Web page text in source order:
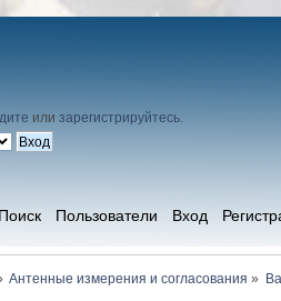
илизарегистрируйтесь.
Поиск Пользователи Вход
Антенные измерения и согласования »